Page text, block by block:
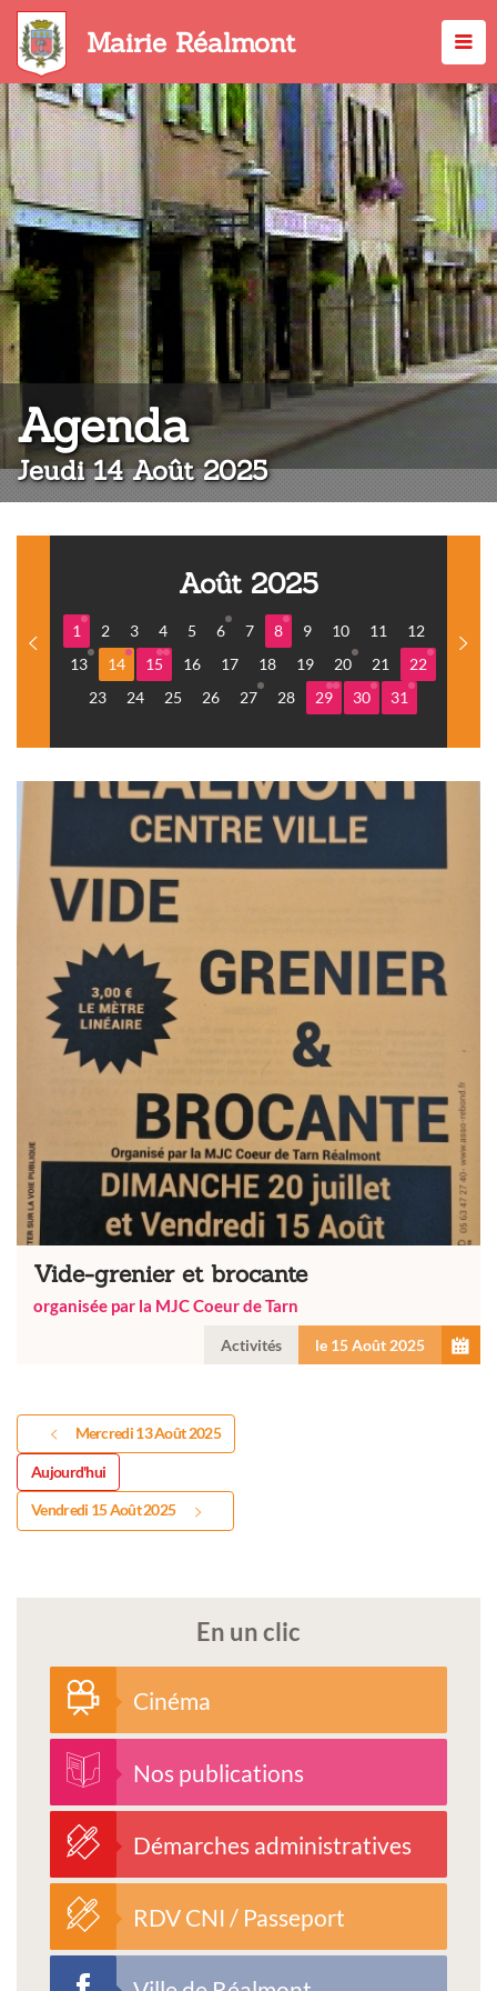
Aller
contenu
principal
Mairie Réalmont
Agenda:
Jeudi 14 Août 2025
Août 2025
1 2 3 4 5 6 7 8 9 10 11
12
13
14 15 16 17 18 19 20 21
22
23
24 25 26 27 28 29 30 31
Vide-grenier et brocante
organisée par la MJC Coeur de Tarn
Activités le 15 Août 2025
Mercredi 13 Août 2025
Aujourd'hui
Vendredi 15 Août 2025
En un clic
Cinéma
Nos publications
Démarches administratives
RDV CNI / Passeport